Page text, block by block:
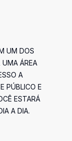
UM DOS
UMA ÁREA
A
PÚBLICO E
ESTARÁ
A DIA.